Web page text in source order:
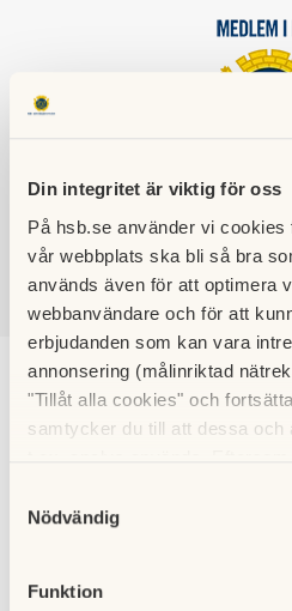
Din integritet är viktig för oss
På hsb.se använder vi
vår webbplats ska bli så bra
används även för att optimera
webbanvändare och för att
erbjudanden som kan vara
annonsering (målinriktad
"Tillåt alla cookies" och
samtycker du till att dessa
cookies och välja att endast
Nödvändig
Funktion
HSB
Kalendarium